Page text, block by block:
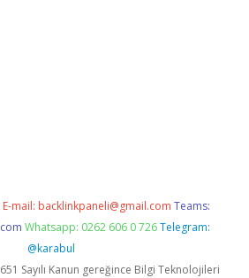
E-mail: backlinkpaneli@gmail.com Teams:
Whatsapp: 0262 606 0 726 Telegram:
@karabul
Sayılı Kanun gereğince Bilgi Teknolojileri